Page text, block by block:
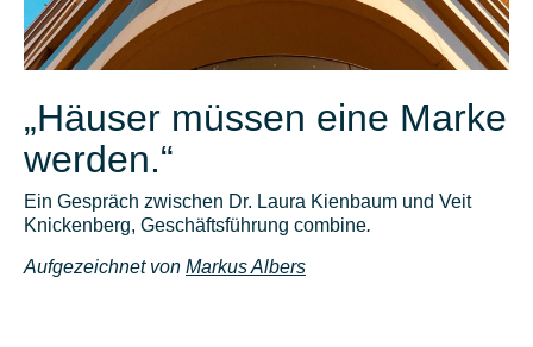
„Häuser müssen eine Marke
werden.“
Ein Gespräch zwischen Dr. Laura Kienbaum und Veit
Knickenberg, Geschäftsführung combine.
Aufgezeichnet von Markus Albers